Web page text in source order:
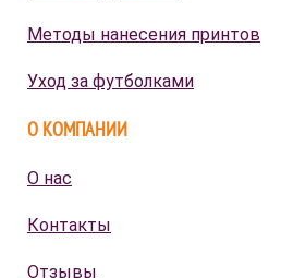
Методы нанесения принтов
Уход за футболками
О КОМПАНИИ
О нас
Контакты
Отзывы